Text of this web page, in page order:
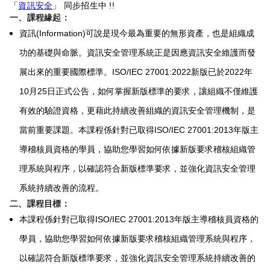
「資訊安全 」 同步招生中 !!
一、課程緣起：
資訊(Information)可說是現今最為重要的無形資產，也是組織成
功的基礎與命脈。資訊安全管理系統正是因應資訊安全維護而發
展出來的重要國際標準。ISO/IEC 27001:2022新版已於2022年
10月25日正式公告，如何掌握新版標準的要求，讓組織不僅維護
有效的驗證資格，更藉此持續改善組織的資訊安全管理機制，是
當前重要課題。本課程係針對已取得ISO/IEC 27001:2013年版主
導稽核員資格的學員，協助您學習如何依據新版要求稽核組織管
理系統與程序，以確認符合新版標準要求，並強化資訊安全管理
系統持續改善的流程。
二、課程目標：
本課程係針對已取得ISO/IEC 27001:2013年版主導稽核員資格的
學員，協助您學習如何依據新版要求稽核組織管理系統與程序，
以確認符合新版標準要求，並強化資訊安全管理系統持續改善的